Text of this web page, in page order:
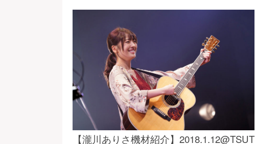
【瀧川ありさ機材紹介】2018.1.12@TSUT